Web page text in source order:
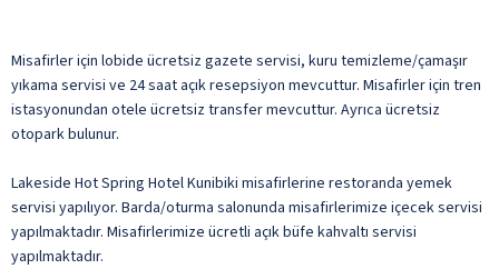
Misafirler için lobide ücretsiz gazete servisi, kuru temizleme/çamaşır
yıkama servisi ve 24 saat açık resepsiyon mevcuttur. Misafirler için tren
istasyonundan otele ücretsiz transfer mevcuttur. Ayrıca ücretsiz
otopark bulunur.
Lakeside Hot Spring Hotel Kunibiki misafirlerine restoranda yemek
servisi yapılıyor. Barda/oturma salonunda misafirlerimize içecek servisi
yapılmaktadır. Misafirlerimize ücretli açık büfe kahvaltı servisi
yapılmaktadır.